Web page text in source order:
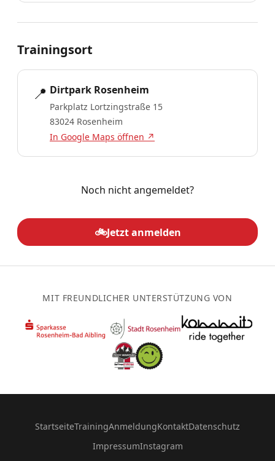
Trainingsort
📍 Dirtpark Rosenheim
Parkplatz Lortzingstraße 15
83024 Rosenheim
In Google Maps öffnen ↗
Noch nicht angemeldet?
🚲Jetzt anmelden
MIT FREUNDLICHER UNTERSTÜTZUNG VON
StartseiteTrainingAnmeldungKontaktDatenschutz
ImpressumInstagram